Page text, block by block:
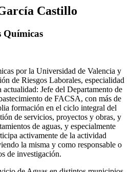
Castillo
Químicas
por la Universidad de Valencia y
de Riesgos Laborales, especialidad
Jefe del Departamento de
de FACSA, con más de
formación en el ciclo integral del
de servicios, proyectos y obras, y
de aguas, y especialmente
activamente de la actividad
la misma y como responsable o
de investigación.